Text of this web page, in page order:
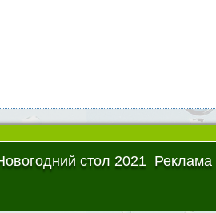
стол 2021 Реклама